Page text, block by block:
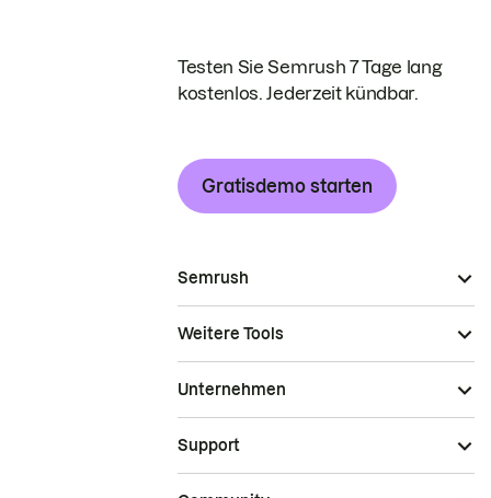
Testen Sie Semrush 7 Tage lang
kostenlos. Jederzeit kündbar.
Gratisdemo starten
Semrush
Weitere Tools
Unternehmen
Support